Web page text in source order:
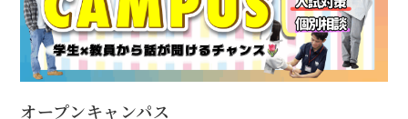
オープンキャンパス